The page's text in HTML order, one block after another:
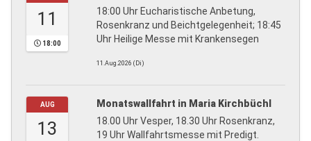
11
18:00
18:00 Uhr Eucharistische Anbetung,
Rosenkranz und Beichtgelegenheit; 18:45
Uhr Heilige Messe mit Krankensegen
11.Aug.2026 (Di)
AUG
13
Monatswallfahrt in Maria Kirchbüchl
18.00 Uhr Vesper, 18.30 Uhr Rosenkranz,
19 Uhr Wallfahrtsmesse mit Predigt.